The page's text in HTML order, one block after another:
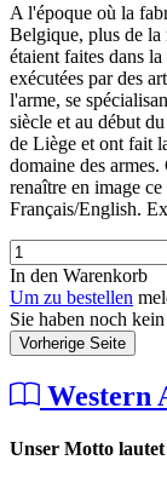
A l'époque où la
Belgique, plus de la
étaient faites dans
exécutées par des
l'arme, se
siècle et au début
de Liège et ont fait
domaine des
renaître en image
Français/English.
In den Warenkorb
Um zu bestellen
Sie haben noch
Vorherige Seite
Western
Unser Motto